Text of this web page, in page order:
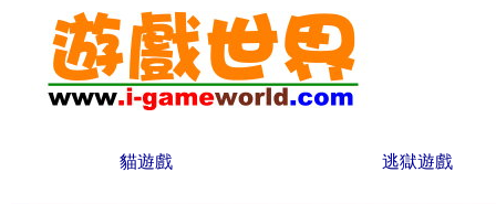
貓遊戲 逃獄遊戲